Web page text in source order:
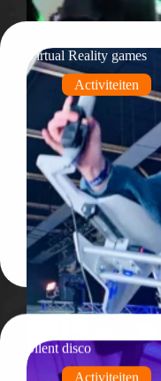
Virtual Reality games
Activiteiten
Silent disco
Activiteiten